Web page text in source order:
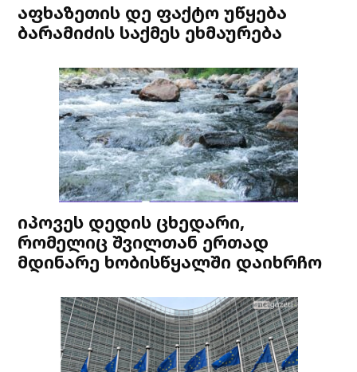
აფხაზეთის დე ფაქტო უწყება
ბარამიძის საქმეს ეხმაურება
იპოვეს დედის ცხედარი,
რომელიც შვილთან ერთად
მდინარე ხობისწყალში დაიხრჩო